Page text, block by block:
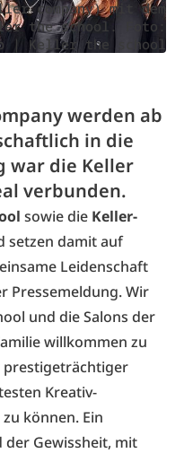
company) mit dem
the school. Foto:
| Keller the school
werden ab
in die
war die Keller
verbunden.
sowie die Keller-
setzen damit auf
Leidenschaft
Pressemeldung. Wir
und die Salons der
willkommen zu
prestigeträchtiger
Kreativ-
können. Ein
der Gewissheit, mit